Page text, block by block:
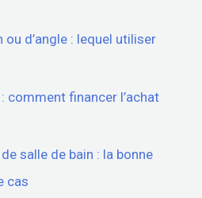
ou d’angle : lequel utiliser
comment financer l’achat
salle de bain : la bonne
cas